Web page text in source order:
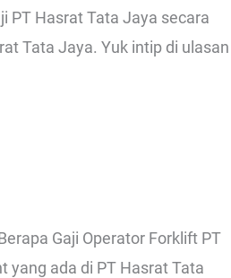
PT Hasrat Tata Jaya secara
Tata Jaya. Yuk intip di ulasan
Gaji Operator Forklift PT
yang ada di PT Hasrat Tata